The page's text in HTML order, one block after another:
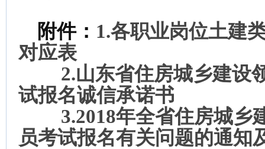
附件： 1.各职业岗位土建
对应表
2.山东省住房城乡建设
试报名诚信承诺书
3.2018年全省住房城乡
员考试报名有关问题的通知